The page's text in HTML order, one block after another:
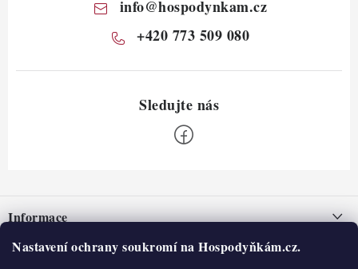
Nastavení ochrany soukromí na Hospodyňkám.cz.
info@hospodynkam.cz
+420 773 509 080
pInformace
Nepřevzetí zásilky na dobírku
O nás